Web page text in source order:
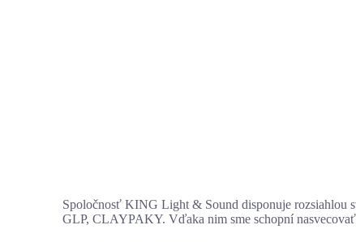
SpoločnosťKING Light & Sound disponuje rozsiahlou
GLP, CLAYPAKY. Vďaka nim sme schopní